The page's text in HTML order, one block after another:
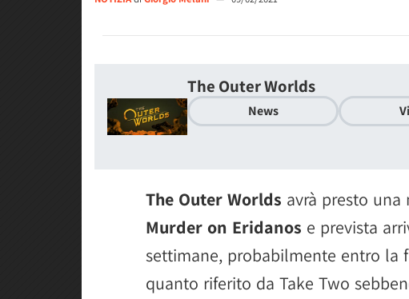
The Outer Worlds
News
The Outer Worlds avrà presto una
Murder on Eridanos e prevista
settimane, probabilmente entro la
quanto riferito da Take Two